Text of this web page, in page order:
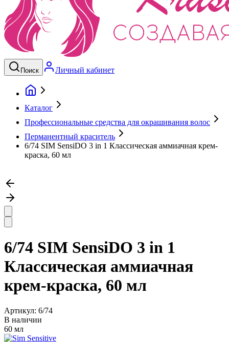
Поиск Личный кабинет
Каталог
Профессиональные средства для окрашивания волос
Перманентный краситель
6/74 SIM SensiDO 3 in 1 Классическая аммиачная крем-
краска, 60 мл
6/74 SIM SensiDO 3 in 1
Классическая аммиачная
крем-краска, 60 мл
Артикул: 6/74
В наличии
60 мл